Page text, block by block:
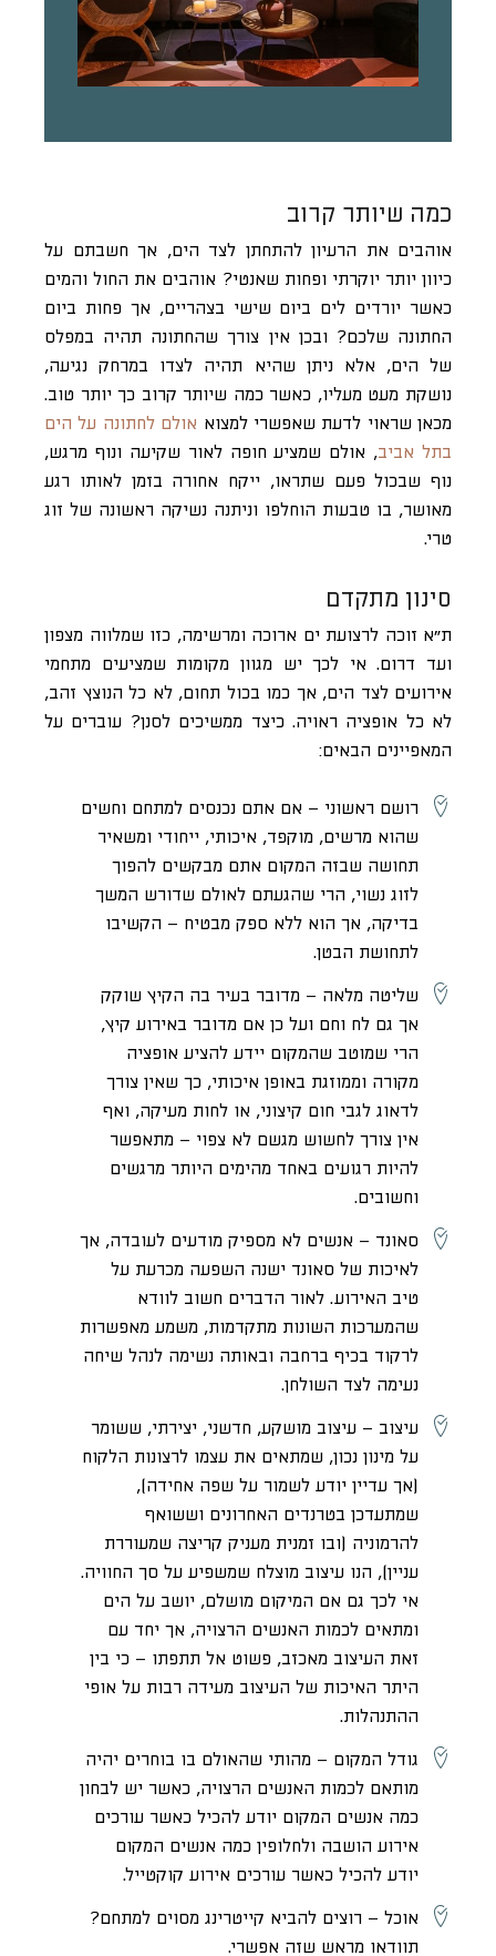
כמה שיותר קרוב
אוהבים את הרעיון להתחתן לצד הים, אך חשבתם על
כיוון יותר יוקרתי ופחות שאנטי? אוהבים את החול והמים
כאשר יורדים לים ביום שישי בצהריים, אך פחות ביום
החתונה שלכם? ובכן אין צורך שהחתונה תהיה במפלס
של הים, אלא ניתן שהיא תהיה לצדו במרחק נגיעה,
נושקת מעט מעליו, כאשר כמה שיותר קרוב כך יותר טוב.
מכאן שראוי לדעת שאפשרי למצוא אולם לחתונה על הים
בתל אביב , אולם שמציע חופה לאור שקיעה ונוף מרגש,
נוף שבכול פעם שתראו, ייקח אחורה בזמן לאותו רגע
מאושר, בו טבעות הוחלפו וניתנה נשיקה ראשונה של זוג
טרי.
סינון מתקדם
ת”א זוכה לרצועת ים ארוכה ומרשימה, כזו שמלווה מצפון
ועד דרום. אי לכך יש מגוון מקומות שמציעים מתחמי
אירועים לצד הים, אך כמו בכול תחום, לא כל הנוצץ זהב,
לא כל אופציה ראויה. כיצד ממשיכים לסנן? עוברים על
המאפיינים הבאים:
רושם ראשוני – אם אתם נכנסים למתחם וחשים
שהוא מרשים, מוקפד, איכותי, ייחודי ומשאיר
תחושה שבזה המקום אתם מבקשים להפוך
לזוג נשוי, הרי שהגעתם לאולם שדורש המשך
בדיקה, אך הוא ללא ספק מבטיח – הקשיבו
לתחושת הבטן.
שליטה מלאה – מדובר בעיר בה הקיץ שוקק
אך גם לח וחם ועל כן אם מדובר באירוע קיץ,
הרי שמוטב שהמקום יידע להציע אופציה
מקורה וממוזגת באופן איכותי, כך שאין צורך
לדאוג לגבי חום קיצוני, או לחות מעיקה, ואף
אין צורך לחשוש מגשם לא צפוי – מתאפשר
להיות רגועים באחד מהימים היותר מרגשים
וחשובים.
סאונד – אנשים לא מספיק מודעים לעובדה, אך
לאיכות של סאונד ישנה השפעה מכרעת על
טיב האירוע. לאור הדברים חשוב לוודא
שהמערכות השונות מתקדמות, משמע מאפשרות
לרקוד בכיף ברחבה ובאותה נשימה לנהל שיחה
נעימה לצד השולחן.
עיצוב – עיצוב מושקע, חדשני, יצירתי, ששומר
על מינון נכון, שמתאים את עצמו לרצונות הלקוח
(אך עדיין יודע לשמור על שפה אחידה),
שמתעדכן בטרנדים האחרונים וששואף
להרמוניה (ובו זמנית מעניק קריצה שמעוררת
עניין), הנו עיצוב מוצלח שמשפיע על סך החוויה.
אי לכך גם אם המיקום מושלם, יושב על הים
ומתאים לכמות האנשים הרצויה, אך יחד עם
זאת העיצוב מאכזב, פשוט אל תתפתו – כי בין
היתר האיכות של העיצוב מעידה רבות על אופי
ההתנהלות.
גודל המקום – מהותי שהאולם בו בוחרים יהיה
מותאם לכמות האנשים הרצויה, כאשר יש לבחון
כמה אנשים המקום יודע להכיל כאשר עורכים
אירוע הושבה ולחלופין כמה אנשים המקום
יודע להכיל כאשר עורכים אירוע קוקטייל.
אוכל – רוצים להביא קייטרינג מסוים למתחם?
תוודאו מראש שזה אפשרי.